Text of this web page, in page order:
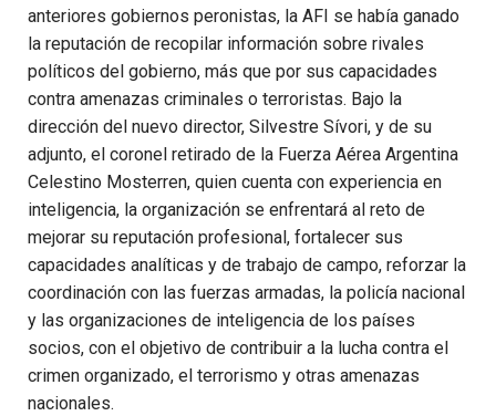
anteriores gobiernos peronistas, la AFI se había ganado
la reputación de recopilar información sobre rivales
políticos del gobierno, más que por sus capacidades
contra amenazas criminales o terroristas. Bajo la
dirección del nuevo director, Silvestre Sívori, y de su
adjunto, el coronel retirado de la Fuerza Aérea Argentina
Celestino Mosterren, quien cuenta con experiencia en
inteligencia, la organización se enfrentará al reto de
mejorar su reputación profesional, fortalecer sus
capacidades analíticas y de trabajo de campo, reforzar la
coordinación con las fuerzas armadas, la policía nacional
y las organizaciones de inteligencia de los países
socios, con el objetivo de contribuir a la lucha contra el
crimen organizado, el terrorismo y otras amenazas
nacionales.